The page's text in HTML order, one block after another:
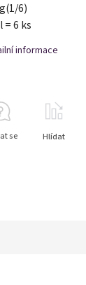
6)
= 6 ks
informace
se Hlídat